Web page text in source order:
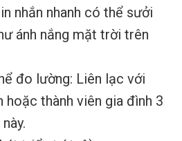
nhắn nhanh có thể sưởi
ánh nắng mặt trời trên
đo lường: Liên lạc với
hoặc thành viên gia đình 3